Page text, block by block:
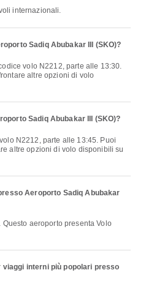
internazionali.
Sadiq Abubakar III (SKO)?
altre opzioni di volo
Sadiq Abubakar III (SKO)?
altre opzioni di volo disponibili su
Aeroporto Sadiq Abubakar
viaggi interni più popolari presso